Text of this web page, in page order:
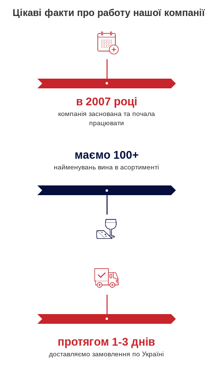
Цікаві факти про работу нашої компанії
в 2007 році
компанія заснована та почала
працювати
маємо 100+
найменувань вина в асортименті
протягом 1-3 днів
доставляємо замовлення по Україні